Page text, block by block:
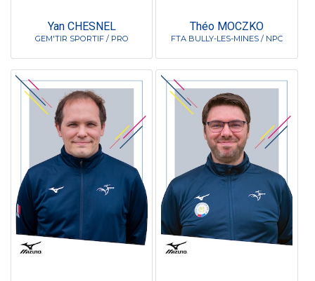
Yan CHESNEL
GEM'TIR SPORTIF / PRO
Théo MOCZKO
FTA BULLY-LES-MINES / NPC